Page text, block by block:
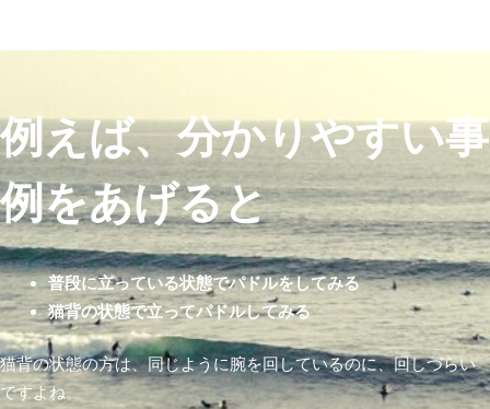
例えば、分かりやすい事
例をあげると
普段に立っている状態でパドルをしてみる
猫背の状態で立ってパドルしてみる
猫背の状態の方は、同じように腕を回しているのに、回しづらい
ですよね。